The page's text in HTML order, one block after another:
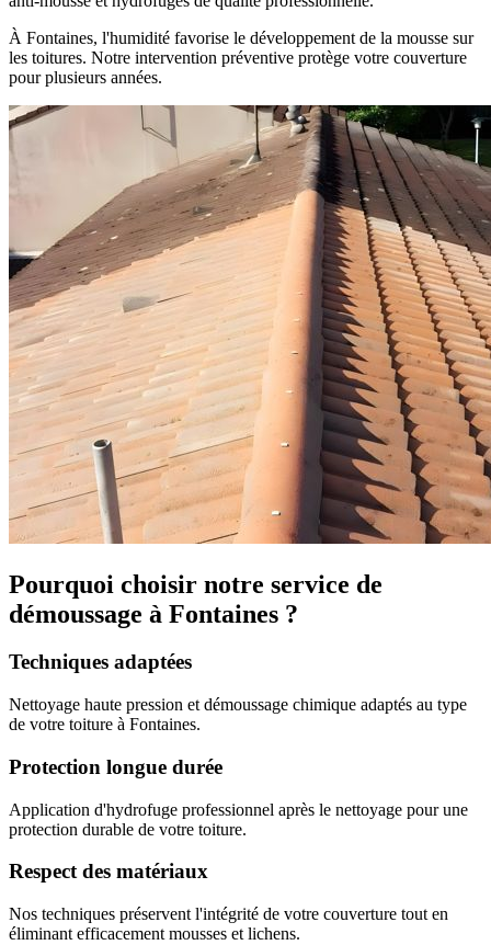
À Fontaines, l'humidité favorise le développement de la mousse sur
les toitures. Notre intervention préventive protège votre couverture
pour plusieurs années.
Pourquoi choisir notre service de
démoussage à Fontaines ?
Techniques adaptées
Nettoyage haute pression et démoussage chimique adaptés au type
de votre toiture à Fontaines.
Protection longue durée
Application d'hydrofuge professionnel après le nettoyage pour une
protection durable de votre toiture.
Respect des matériaux
Nos techniques préservent l'intégrité de votre couverture tout en
éliminant efficacement mousses et lichens.